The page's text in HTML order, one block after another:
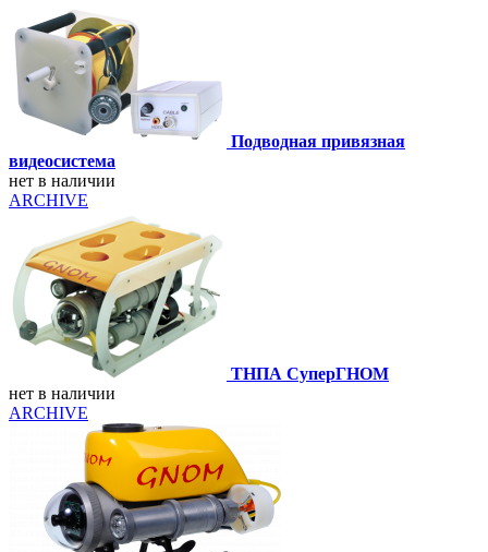
Подводная привязная
видеосистема
нет в наличии
ARCHIVE
ТНПА СуперГНОМ
нет в наличии
ARCHIVE